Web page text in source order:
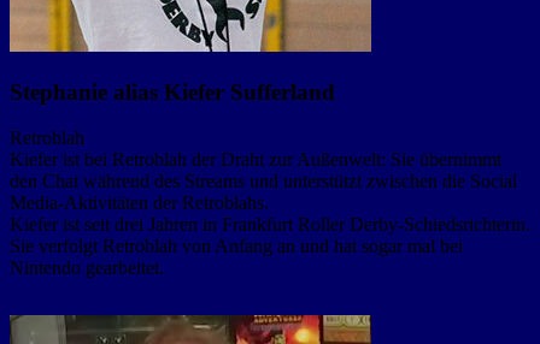
Stephanie alias Kiefer Sufferland
Retroblah
Kiefer ist bei Retroblah der Draht zur Außenwelt: Sie übernimmt
den Chat während des Streams und unterstützt zwischen die Social
Media-Aktivitäten der Retroblahs.
Kiefer ist seit drei Jahren in Frankfurt Roller Derby-Schiedsrichterin.
Sie verfolgt Retroblah von Anfang an und hat sogar mal bei
Nintendo gearbeitet.